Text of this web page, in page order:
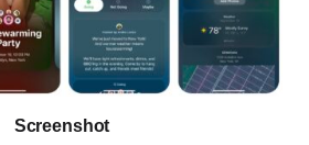
Screenshot